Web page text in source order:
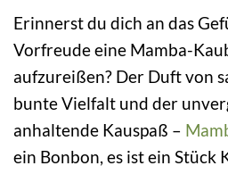
Erinnerst du dich an das
Vorfreude eine Mamba-
aufzureißen? Der Duft von
bunte Vielfalt und der
anhaltende Kauspaß –
ein Bonbon, es ist ein Stück